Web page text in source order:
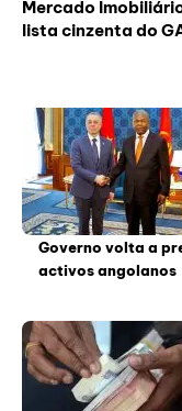
Mercado
lista cinzenta do
Governo volta a
activos angolanos